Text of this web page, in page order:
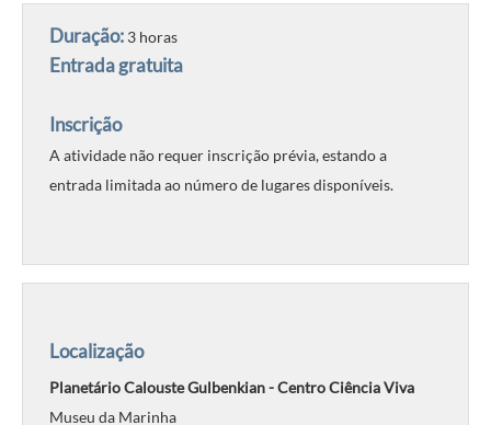
Duração: 3 horas
Entrada gratuita
Inscrição
A atividade não requer inscrição prévia, estando a
entrada limitada ao número de lugares disponíveis.
Localização
Planetário Calouste Gulbenkian - Centro Ciência Viva
Museu da Marinha